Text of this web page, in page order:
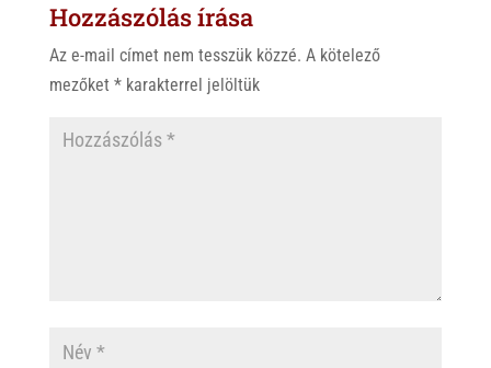
Hozzászólás írása
Az e-mail címet nem tesszük közzé. A kötelező
mezőket *karakterrel jelöltük